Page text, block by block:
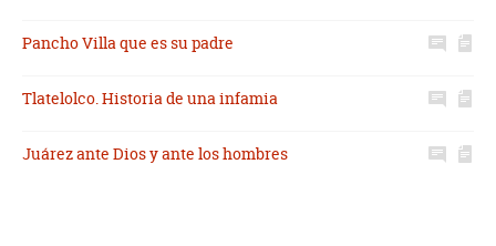
Pancho Villa que es su padre
Tlatelolco. Historia de una infamia
Juárez ante Dios y ante los hombres